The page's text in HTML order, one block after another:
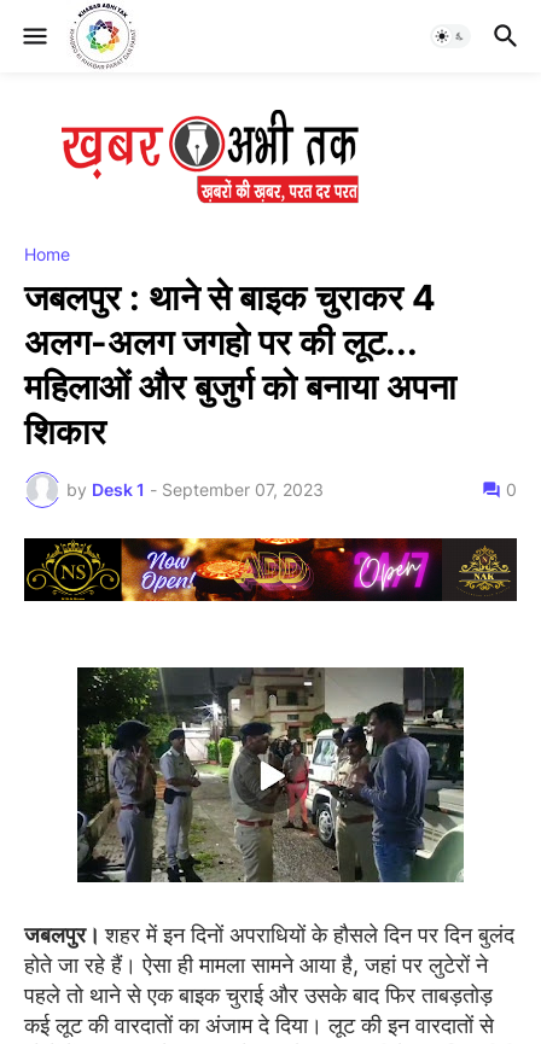
Home
जबलपुर : थाने से बाइक चुराकर 4
अलग-अलग जगहो पर की लूट...
महिलाओं और बुजुर्ग को बनाया अपना
शिकार
by Desk 1 - September 07, 2023 0
जबलपुर।शहर में इन दिनों अपराधियों के हौसले दिन पर दिन बुलंद
होते जा रहे हैं। ऐसा ही मामला सामने आया है, जहां पर लुटेरों ने
पहले तो थाने से एक बाइक चुराई और उसके बाद फिर ताबड़तोड़
कई लूट की वारदातों का अंजाम दे दिया। लूट की इन वारदातों से